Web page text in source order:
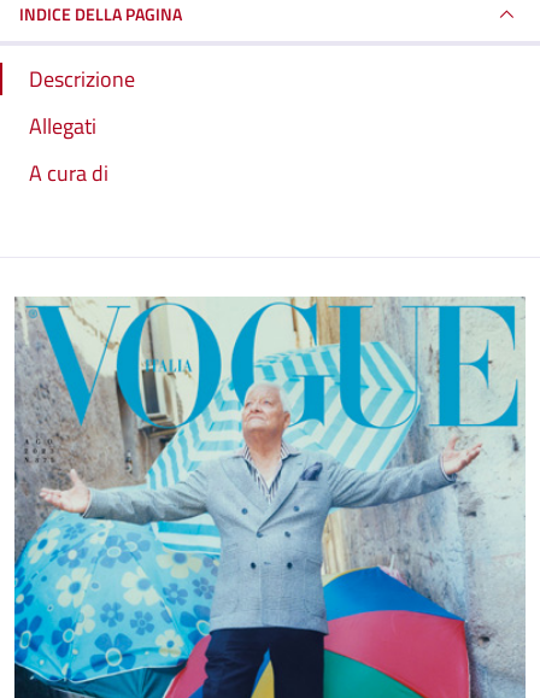
INDICE DELLA PAGINA
Descrizione
Allegati
A cura di